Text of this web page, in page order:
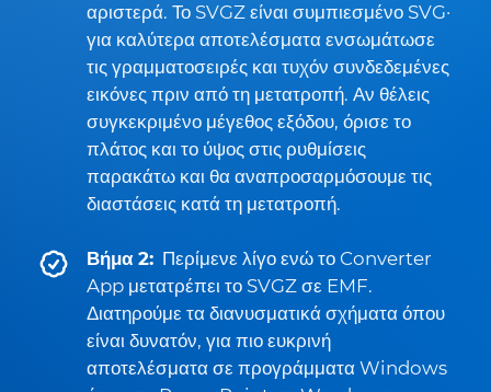
αριστερά. Το SVGZ είναι συμπιεσμένο SVG·
για καλύτερα αποτελέσματα ενσωμάτωσε
τις γραμματοσειρές και τυχόν συνδεδεμένες
εικόνες πριν από τη μετατροπή. Αν θέλεις
συγκεκριμένο μέγεθος εξόδου, όρισε το
πλάτος και το ύψος στις ρυθμίσεις
παρακάτω και θα αναπροσαρμόσουμε τις
διαστάσεις κατά τη μετατροπή.
Βήμα 2: Περίμενε λίγο ενώ το Converter
App μετατρέπει το SVGZ σε EMF.
Διατηρούμε τα διανυσματικά σχήματα όπου
είναι δυνατόν, για πιο ευκρινή
αποτελέσματα σε προγράμματα Windows